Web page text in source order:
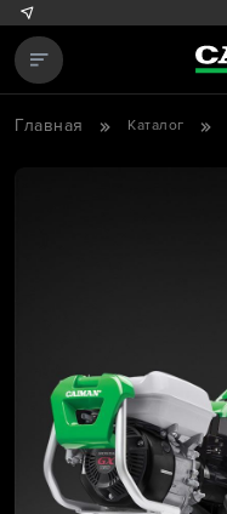
Главная Каталог